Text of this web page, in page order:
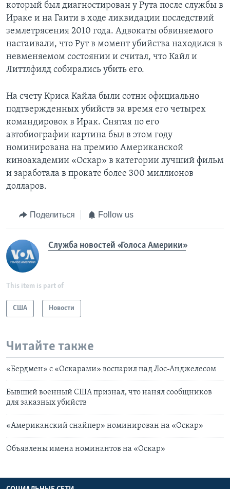
который был диагностирован у Рута после службы в
Ираке и на Гаити в ходе ликвидации последствий
землетрясения 2010 года. Адвокаты обвиняемого
настаивали, что Рут в момент убийства находился в
невменяемом состоянии и считал, что Кайл и
Литтлфилд собирались убить его.
На счету Криса Кайла были сотни официально
подтвержденных убийств за время его четырех
командировок в Ирак. Снятая по его
автобиографии картина был в этом году
номинирована на премию Американской
киноакадемии «Оскар» в категории лучший фильм
и заработала в прокате более 300 миллионов
долларов.
Поделиться Follow us
Служба новостей «Голоса Америки»
This item is part of
США Новости
Читайте также
«Бердмен» с «Оскарами» воспарил над Лос-Анджелесом
Бывший военный США признал, что нанял сообщников
для заказных убийств
«Американский снайпер» номинирован на «Оскар»
Объявлены имена номинантов на «Оскар»